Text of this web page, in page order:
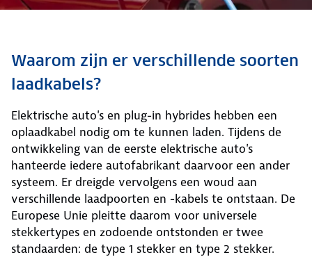
Waarom zijn er verschillende soorten
laadkabels?
Elektrische auto's en plug-in hybrides hebben een
oplaadkabel nodig om te kunnen laden. Tijdens de
ontwikkeling van de eerste elektrische auto's
hanteerde iedere autofabrikant daarvoor een ander
systeem. Er dreigde vervolgens een woud aan
verschillende laadpoorten en -kabels te ontstaan. De
Europese Unie pleitte daarom voor universele
stekkertypes en zodoende ontstonden er twee
standaarden: de type 1 stekker en type 2 stekker.